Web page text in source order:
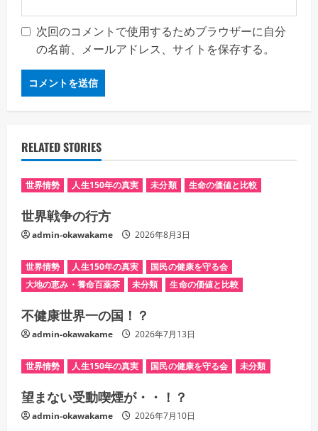
次回のコメントで使用するためブラウザーに自分
の名前、メールアドレス、サイトを保存する。
RELATED STORIES
世界情勢 人生150年の真実 未分類 生命の価値と比較
世界戦争の行方
admin-okawakame 2026年8月3日
世界情勢 人生150年の真実
国民の健康を守る会
大地の恵み・養命百薬茶
未分類 生命の価値と比較
不健康世界一の国！？
admin-okawakame 2026年7月13日
世界情勢 人生150年の真実 国民の健康を守る会 未分類
望まない受動喫煙が・・！？
admin-okawakame 2026年7月10日